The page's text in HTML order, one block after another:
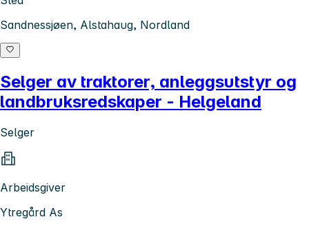
Sandnessjøen, Alstahaug, Nordland
Selger av traktorer, anleggsutstyr og
landbruksredskaper - Helgeland
Selger
Arbeidsgiver
Ytregård As